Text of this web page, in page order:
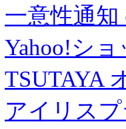
一意性通知
Yahoo!シ
TSUTAYA
アイリス